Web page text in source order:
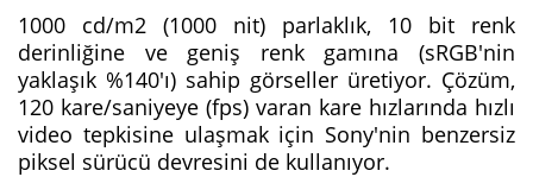
1000 cd/m2 (1000 nit) parlaklık, 10 bit renk
derinliğine ve geniş renk gamına (sRGB'nin
yaklaşık %140'ı) sahip görseller üretiyor. Çözüm,
120 kare/saniyeye (fps) varan kare hızlarında hızlı
video tepkisine ulaşmak için Sony'nin benzersiz
piksel sürücü devresini de kullanıyor.